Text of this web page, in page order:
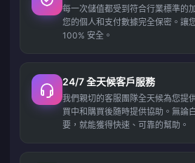
每一次儲值都受到符合行業標準的
您的個人和支付數據完全保密。
100% 安全。
24/7 全天候客戶服務
我們親切的客服團隊全天候為您提
買中和購買後隨時提供協助。無論
要，就能獲得快速、可靠的幫助。